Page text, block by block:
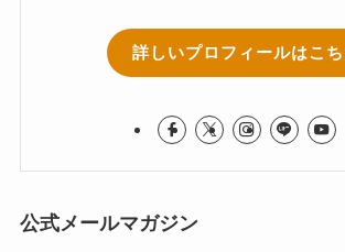
詳しいプロフィールはこち
公式メールマガジン